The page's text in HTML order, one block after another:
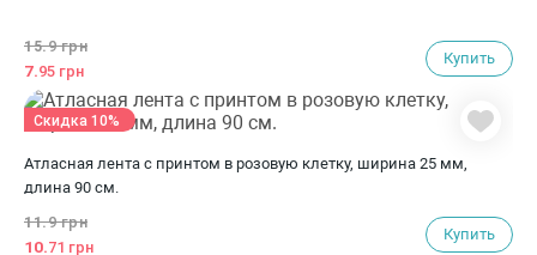
15.9 грн
7.95 грн
Купить
Атласная лента с принтом в розовую клетку, ширина 25 мм,
длина 90 см.
11.9 грн
10.71 грн
Купить
Скидка 10%